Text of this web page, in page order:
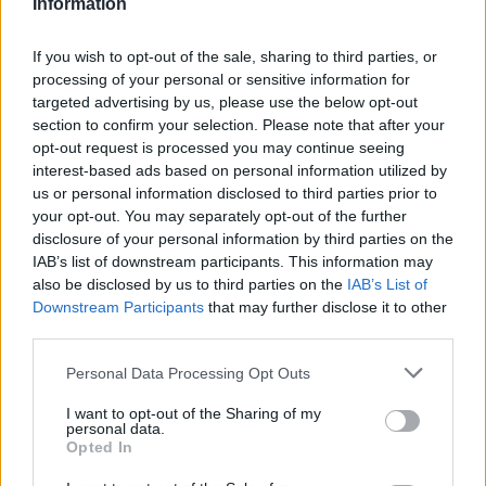
Information
If you wish to opt-out of the sale, sharing to third parties, or
processing of your personal or sensitive information for
targeted advertising by us, please use the below opt-out
section to confirm your selection. Please note that after your
opt-out request is processed you may continue seeing
interest-based ads based on personal information utilized by
us or personal information disclosed to third parties prior to
your opt-out. You may separately opt-out of the further
disclosure of your personal information by third parties on the
IAB’s list of downstream participants. This information may
also be disclosed by us to third parties on the IAB’s List of
Downstream Participants that may further disclose it to other
Personal Data Processing Opt Outs
I want to opt-out of the Sharing of my
personal data.
Opted In
yeux
Conclusion
Une routine de soin du visage complète et adaptée à
son type de peau est essentielle pour garder une
peau belleet en bonne santé à 40 ans.
En suivant ces conseils, vous pourrez retarder
l’apparition des signes du vieillissement et profiter
d’une peau jeune et éclatante pendant de
nombreuses années.
BEAUTÉ SOIN VISAGE & CORPS